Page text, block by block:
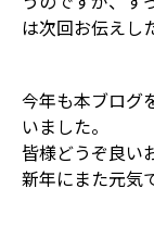
は次回お伝えし
今年も本ブログ
いました。
皆様どうぞ良い
新年にまた元気